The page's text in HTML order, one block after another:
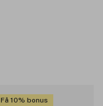
Få 10% bonus